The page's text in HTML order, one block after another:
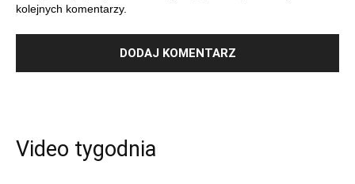
kolejnych komentarzy.
Video tygodnia